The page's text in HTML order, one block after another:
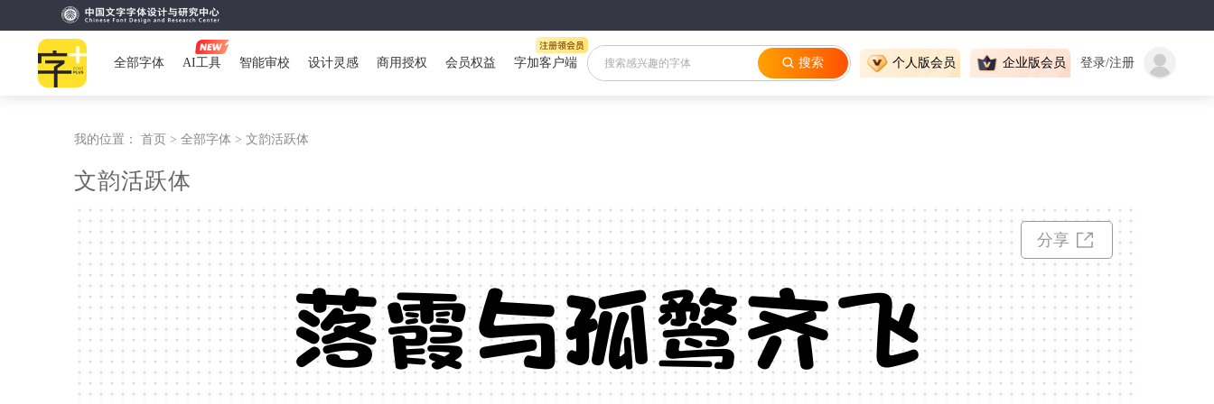
全部字体 AI工具 智能审校 设计灵感 商用授权 会员权益 字加客户端 登录/注册
企业版会员
个人版会员
搜索
我的位置： 首页 > 全部字体 > 文韵活跃体
文韵活跃体
落霞与孤鹜齐飞
分享